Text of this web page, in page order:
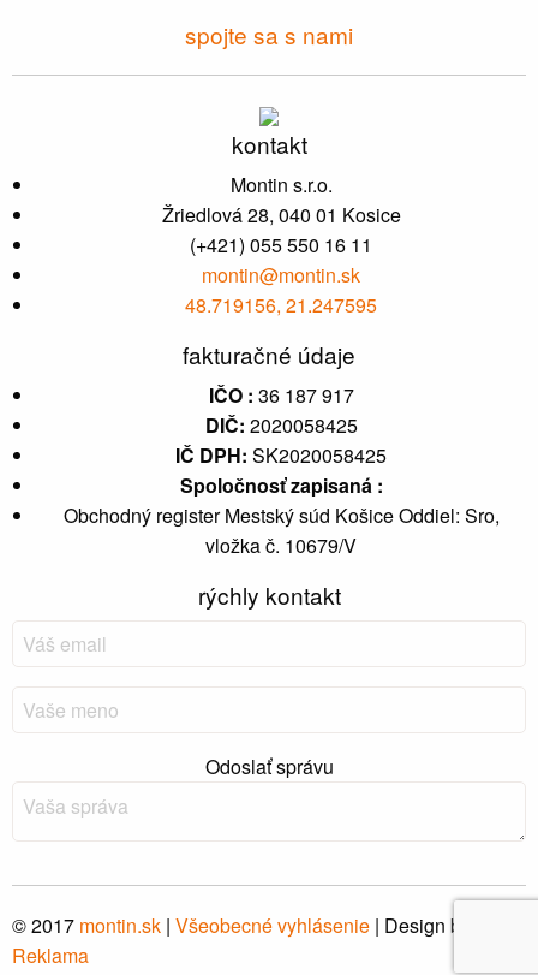
spojte sa s nami
kontakt
Montin s.r.o.
Žriedlová 28, 040 01 Kosice
(+421) 055 550 16 11
montin@montin.sk
48.719156, 21.247595
fakturačné údaje
IČO : 36 187 917
DIČ: 2020058425
IČ DPH: SK2020058425
Spoločnosť zapisaná :
Obchodný register Mestský súd Košice Oddiel: Sro,
vložka č. 10679/V
rýchly kontakt
Odoslať správu
© 2017 montin.sk | Všeobecné vyhlásenie | Design by
Reklama